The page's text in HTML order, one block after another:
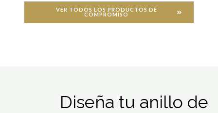
VER TODOS LOS PRODUCTOS DE
COMPROMISO
Diseña tu anillo de